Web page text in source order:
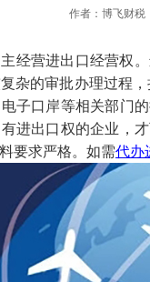
作者： 博飞财税
经营进出口经营权
杂的审批办理过程
子口岸等相关部门
进出口权的企业，
要求严格。 如需代办